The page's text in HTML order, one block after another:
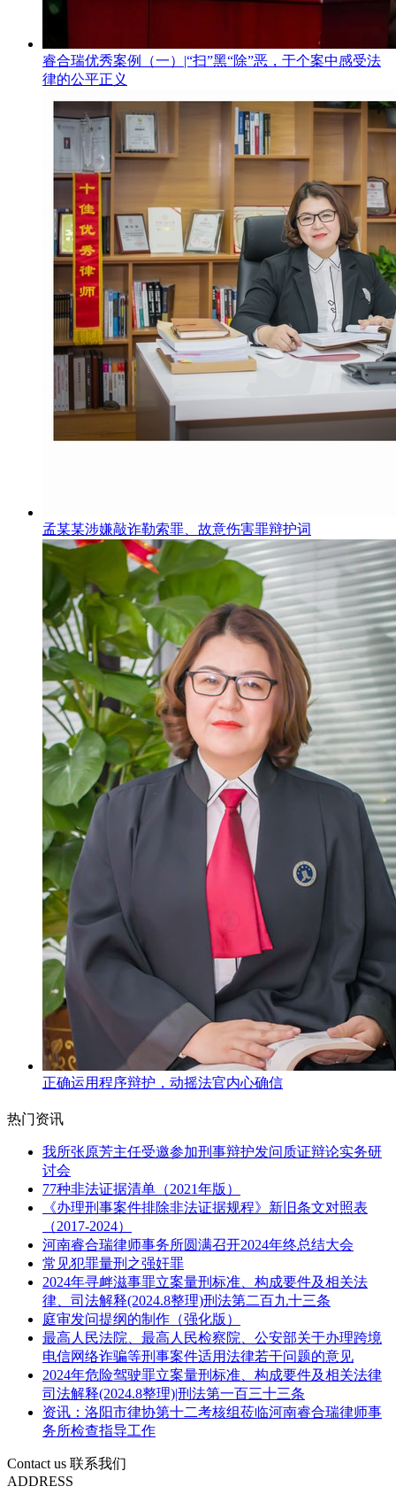
睿合瑞优秀案例（一）|“扫”黑“除”恶，于个案中感受法
律的公平正义
孟某某涉嫌敲诈勒索罪、故意伤害罪辩护词
正确运用程序辩护，动摇法官内心确信
热门资讯
我所张原芳主任受邀参加刑事辩护发问质证辩论实务研
讨会
77种非法证据清单（2021年版）
《办理刑事案件排除非法证据规程》新旧条文对照表
（2017-2024）
河南睿合瑞律师事务所圆满召开2024年终总结大会
常见犯罪量刑之强奸罪
2024年寻衅滋事罪立案量刑标准、构成要件及相关法
律、司法解释(2024.8整理)刑法第二百九十三条
庭审发问提纲的制作（强化版）
最高人民法院、最高人民检察院、公安部关于办理跨境
电信网络诈骗等刑事案件适用法律若干问题的意见
2024年危险驾驶罪立案量刑标准、构成要件及相关法律
司法解释(2024.8整理)|刑法第一百三十三条
资讯：洛阳市律协第十二考核组莅临河南睿合瑞律师事
务所检查指导工作
Contact us 联系我们
ADDRESS